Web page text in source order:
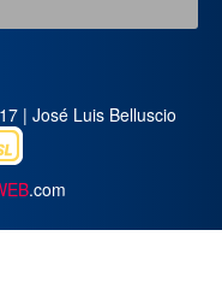
| José Luis Belluscio
.com